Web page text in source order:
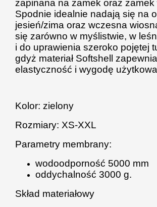
zapinana na zamek oraz zamek
Spodnie idealnie nadają się na
jesień/zima oraz wczesna
się zarówno w myślistwie, w
i do uprawienia szeroko pojętej
gdyż materiał Softshell
elastyczność i wygodę
Kolor: zielony
Rozmiary: XS-XXL
Parametry membrany:
wodoodporność 5000 mm
oddychalność 3000 g.
Skład materiałowy